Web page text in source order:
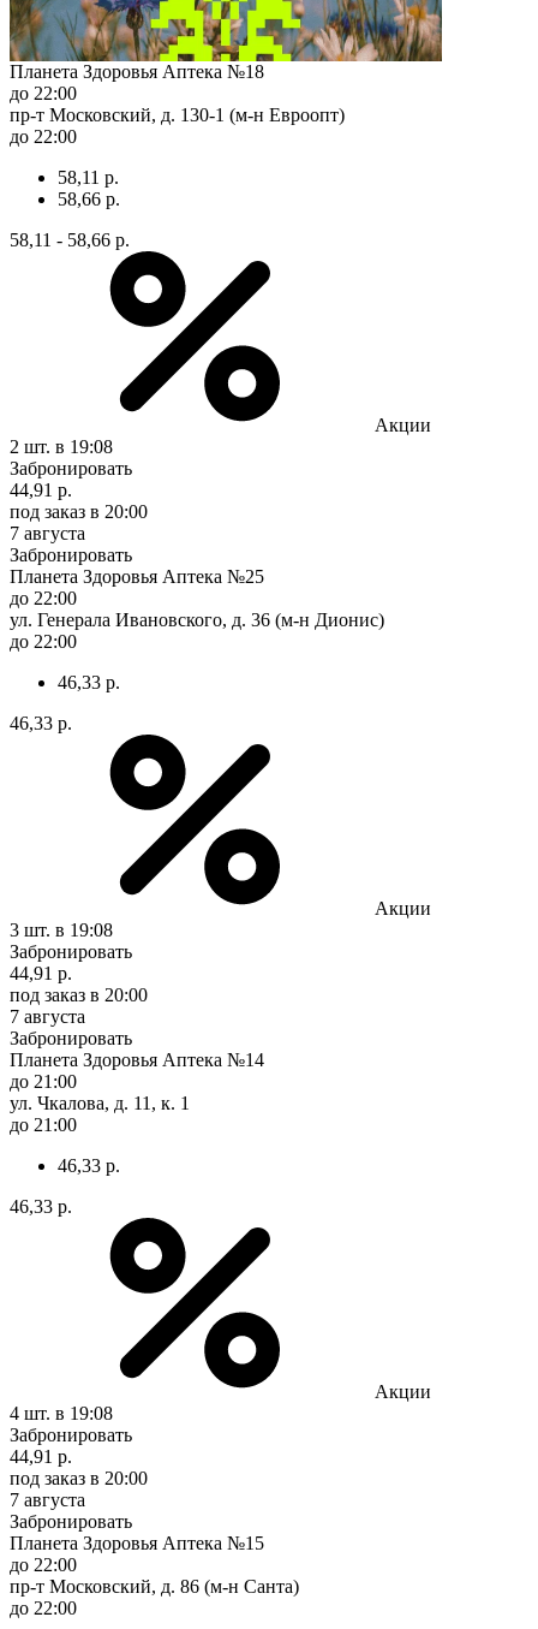
Планета Здоровья Аптека №18
до 22:00
пр-т Московский, д. 130-1 (м-н Евроопт)
до 22:00
58,11 р.
58,66 р.
58,11 - 58,66 р.
Акции
2 шт. в 19:08
Забронировать
44,91 р.
под заказ в 20:00
7 августа
Забронировать
Планета Здоровья Аптека №25
до 22:00
ул. Генерала Ивановского, д. 36 (м-н Дионис)
до 22:00
46,33 р.
46,33 р.
Акции
3 шт. в 19:08
Забронировать
44,91 р.
под заказ в 20:00
7 августа
Забронировать
Планета Здоровья Аптека №14
до 21:00
ул. Чкалова, д. 11, к. 1
до 21:00
46,33 р.
46,33 р.
Акции
4 шт. в 19:08
Забронировать
44,91 р.
под заказ в 20:00
7 августа
Забронировать
Планета Здоровья Аптека №15
до 22:00
пр-т Московский, д. 86 (м-н Санта)
до 22:00